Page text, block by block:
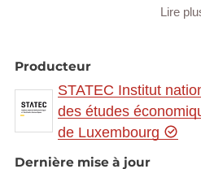
Prix de l'énergie dans
Prix maxima du gasoil
Prix maxima du
Synchronisé
Lire
Producteur
STATEC Institut
des études
de Luxembourg
Dernière mise à jour